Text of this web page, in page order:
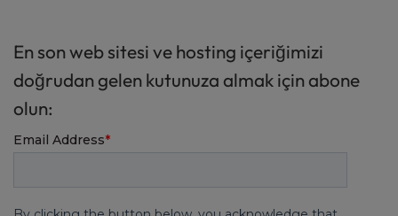
En son web sitesi ve hosting içeriğimizi
doğrudan gelen kutunuza almak için abone
olun: